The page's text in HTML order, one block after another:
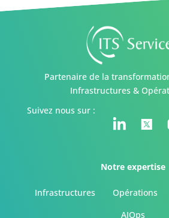
Partenaire de la
Infrastructures &
Suivez nous sur :
Notre expertise
Infrastructures Opérations
AIOps